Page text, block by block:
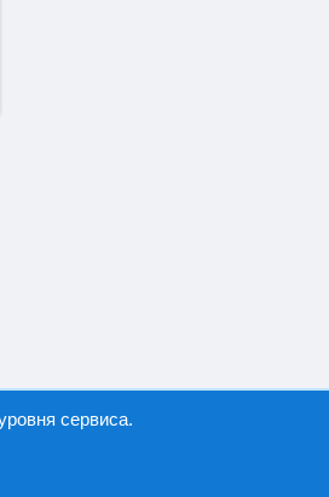
сервиса.